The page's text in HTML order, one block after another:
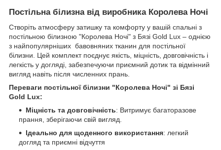
Постільна білизна від виробника Королева Ночі
Створіть атмосферу затишку та комфорту у вашій спальні з
постільною білизною "Королева Ночі" з Бязі Gold Lux – однією
з найпопулярніших бавовняних тканин для постільної
білизни. Цей комплект поєднує якість, міцність, довговічність і
легкість у догляді, забезпечуючи приємний дотик та відмінний
вигляд навіть після численних прань.
Переваги постільної білизни "Королева Ночі" зі Бязі
Gold Lux:
Міцність та довговічність: Витримує багаторазове
прання, зберігаючи свій вигляд.
Ідеально для щоденного використання: легкий
догляд та приємні відчуття